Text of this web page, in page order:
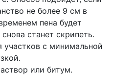
не более 9 см в
пена будет
станет скрипеть.
с минимальной
или битум.